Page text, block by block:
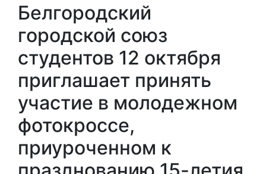
Белгородский
городской союз
студентов 12 октября
приглашает принять
участие в молодежном
фотокроссе,
приуроченном к